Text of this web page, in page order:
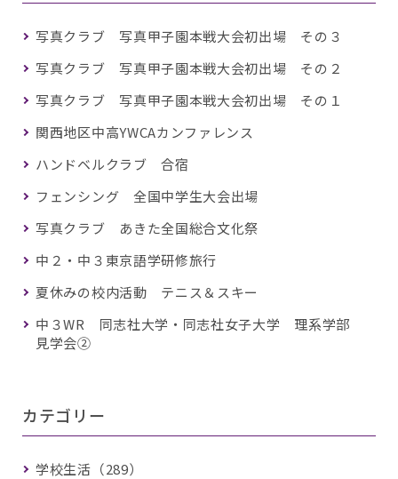
写真クラブ 写真甲子園本戦大会初出場 その３
写真クラブ 写真甲子園本戦大会初出場 その２
写真クラブ 写真甲子園本戦大会初出場 その１
関西地区中高YWCAカンファレンス
ハンドベルクラブ 合宿
フェンシング 全国中学生大会出場
写真クラブ あきた全国総合文化祭
中２・中３東京語学研修旅行
夏休みの校内活動 テニス＆スキー
中３WR 同志社大学・同志社女子大学 理系学部
見学会②
カテゴリー
学校生活（289）